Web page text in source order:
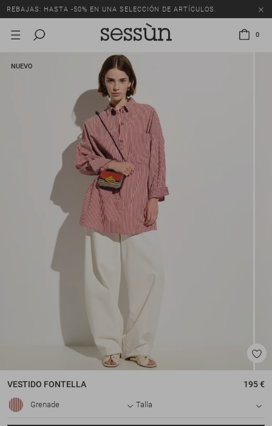
REBAJAS: HASTA -50% EN UNA SELECCIÓN DE ARTÍCULOS.
0
NUEVO
VESTIDO FONTELLA 195 €
Grenade Talla